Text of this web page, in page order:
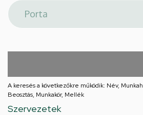
A keresés a következőkre működik: Név,
Beosztás, Munkakör, Mellék
Szervezetek